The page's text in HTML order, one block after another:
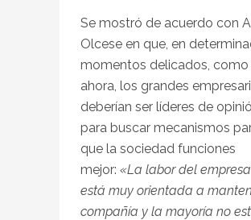
Se mostró de acuerdo con
Olcese en que, en
momentos delicados, como
ahora, los grandes
deberían ser líderes de
para buscar mecanismos
que la sociedad funciones
mejor: «La labor del
está muy orientada a
compañía y la mayoría no